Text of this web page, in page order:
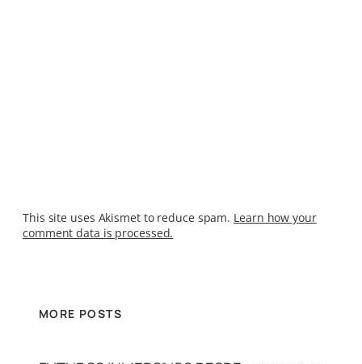
This site uses Akismet to reduce spam. Learn how your
comment data is processed.
MORE POSTS